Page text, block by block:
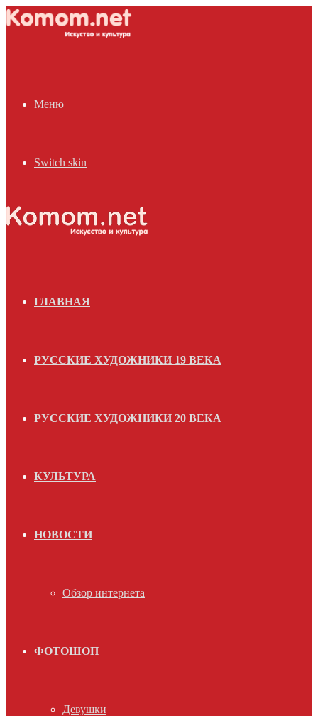
Меню
Switch skin
ГЛАВНАЯ
РУССКИЕ ХУДОЖНИКИ 19 ВЕКА
РУССКИЕ ХУДОЖНИКИ 20 ВЕКА
КУЛЬТУРА
НОВОСТИ
Обзор интернета
ФОТОШОП
Девушки